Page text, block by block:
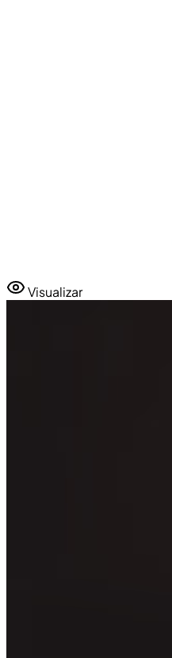
Visualizar